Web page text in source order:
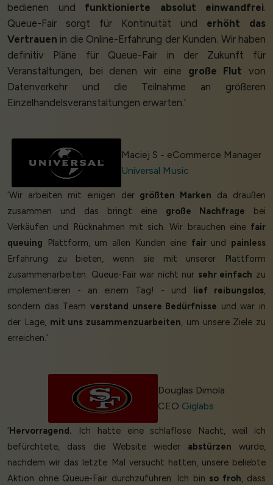
bedienen und funktionierte absolut einwandfrei.
Queue-Fair sorgt für Kontinuität und erhöht das
Vertrauen in die Online-Erfahrung der Kunden. Wir haben
definitiv Pläne für Queue-Fair in der Zukunft für
Veranstaltungen, bei denen wir eine große Flut von
Datenverkehr und die Teilnahme an größeren
Einzelhandelsveranstaltungen erwarten.’
Maciej S - eCommerce Manager
Universal Music
‘Wir arbeiten mit einigen der größten Marken da draußen
zusammen und das bringt eine große Nachfrage bei
Verkäufen und Rücknahmen mit sich. Wir brauchen eine fair
queuing Plattform, um allen Kunden eine fairund painless
Erfahrung zu bieten, wenn sie mit unserer Plattform
zusammenarbeiten. Queue-Fair war nicht nur sehr einfach zu
implementieren - an einem Tag! - und lief reibungslos,
sondern das Team verstand unsere Bedürfnisse und war in
der Lage, mit uns zusammenzuarbeiten, um unsere Ziele zu
erreichen.’
Douglas Dimola
CEO Giglabs
‘Hervorragend. Ich hatte eine schlaflose Nacht, weil ich
befürchtete, dass die Website wieder abstürzen würde,
nachdem wir das letzte Mal versucht hatten, unsere beliebte
Aktion ohne Queue-Fair durchzuführen. Ich bin so froh, dass